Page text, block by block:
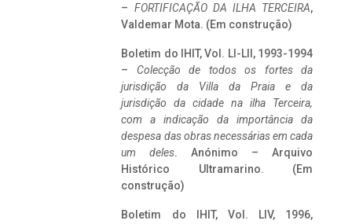
– FORTIFICAÇÃO DA ILHA TERCEIRA,
Valdemar Mota. (Em construção)
Boletim do IHIT, Vol. LI-LII, 1993-1994
– Colecção de todos os fortes da
jurisdição da Villa da Praia e da
jurisdição da cidade na ilha Terceira,
com a indicação da importância da
despesa das obras necessárias em cada
um deles. Anónimo – Arquivo
Histórico Ultramarino. (Em
construção)
Boletim do IHIT, Vol. LIV, 1996,